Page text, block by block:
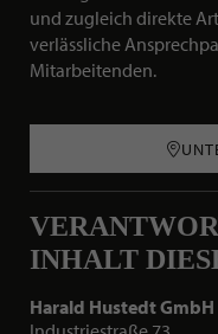
und zugleich direkte
verlässliche
Mitarbeitenden.
INHALT
Harald Hustedt GmbH